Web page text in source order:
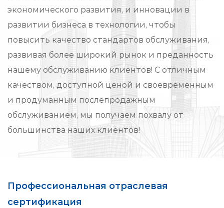
экономического развития, и инновации в
развитии бизнеса в технологии, чтобы
повысить качество стандартов обслуживания,
развивая более широкий рынок и преданность
нашему обслуживанию клиентов! С отличным
качеством, доступной ценой и своевременным
и продуманным послепродажным
обслуживанием, мы получаем похвалу от
большинства наших клиентов!
Профессиональная отраслевая
сертификация